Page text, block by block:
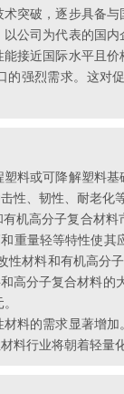
突破，逐步具备
公司为代表的国
接近国际水平且
强烈需求。这
料或可降解塑料
性、韧性、耐老化
机高分子复合材
重量轻等特性使
材料和有机高分
高分子复合材料
料的需求显著增
料行业将朝着轻